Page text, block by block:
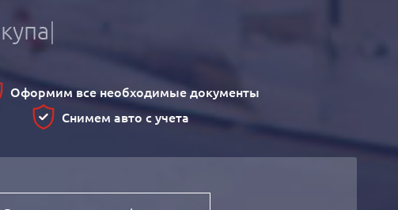
Оформим все необходимые документы
Снимем авто с учета